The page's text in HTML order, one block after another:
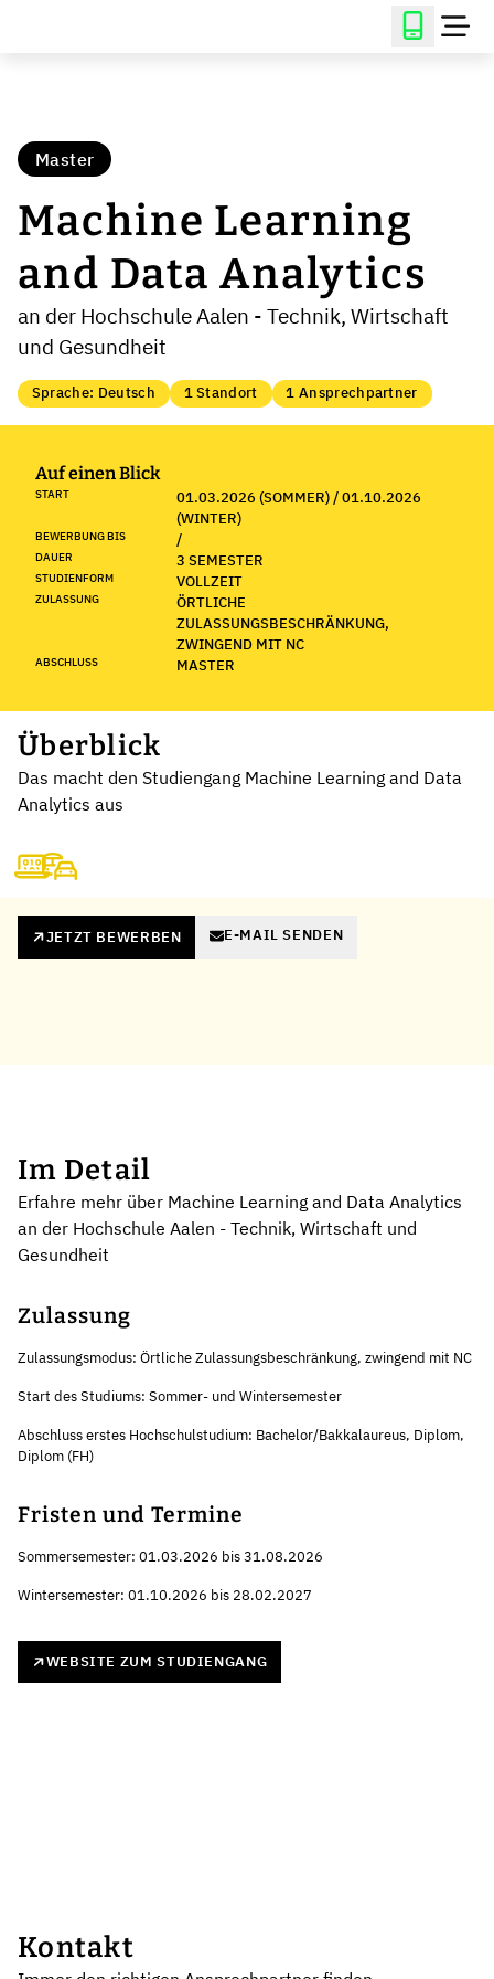
Master
Machine Learning
and Data Analytics
an der Hochschule Aalen - Technik, Wirtschaft
und Gesundheit
Sprache: Deutsch 1 Standort 1 Ansprechpartner
Auf einen Blick
START
01.03.2026 (SOMMER) / 01.10.2026
(WINTER)
BEWERBUNG BIS /
DAUER 3 SEMESTER
STUDIENFORM VOLLZEIT
ZULASSUNG
ÖRTLICHE
ZULASSUNGSBESCHRÄNKUNG,
ZWINGEND MIT NC
ABSCHLUSS MASTER
Überblick
Das macht den Studiengang Machine Learning and Data
Analytics aus
JETZT BEWERBEN E-MAIL SENDEN
Im Detail
Erfahre mehr über Machine Learning and Data Analytics
an der Hochschule Aalen - Technik, Wirtschaft und
Gesundheit
Zulassung
Zulassungsmodus: Örtliche Zulassungsbeschränkung, zwingend mit NC
Start des Studiums: Sommer- und Wintersemester
Abschluss erstes Hochschulstudium: Bachelor/Bakkalaureus, Diplom,
Diplom (FH)
Fristen und Termine
Sommersemester: 01.03.2026 bis 31.08.2026
Wintersemester: 01.10.2026 bis 28.02.2027
WEBSITE ZUM STUDIENGANG
Kontakt